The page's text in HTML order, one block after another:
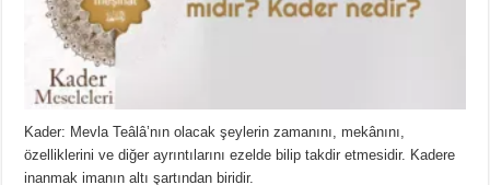
Kader: Mevla Teâlâ’nın olacak şeylerin zamanını, mekânını,
özelliklerini ve diğer ayrıntılarını ezelde bilip takdir etmesidir. Kadere
inanmak imanın altı şartından biridir.